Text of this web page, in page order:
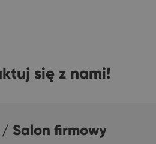
się z nami!
Salon firmowy